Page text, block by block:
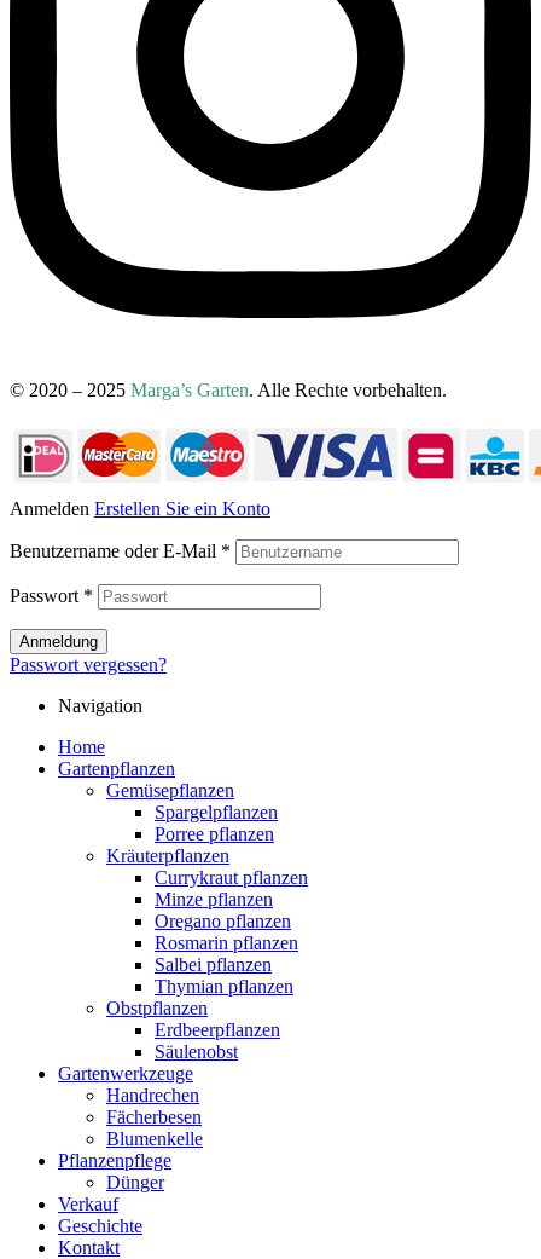
© 2020 – 2025 Marga’s Garten. Alle Rechte vorbehalten.
Anmelden Erstellen Sie ein Konto
Benutzername oder E-Mail *
Passwort *
Anmeldung
Passwort vergessen?
Navigation
Home
Gartenpflanzen
Gemüsepflanzen
Spargelpflanzen
Porree pflanzen
Kräuterpflanzen
Currykraut pflanzen
Minze pflanzen
Oregano pflanzen
Rosmarin pflanzen
Salbei pflanzen
Thymian pflanzen
Obstpflanzen
Erdbeerpflanzen
Säulenobst
Gartenwerkzeuge
Handrechen
Fächerbesen
Blumenkelle
Pflanzenpflege
Dünger
Verkauf
Geschichte
Kontakt